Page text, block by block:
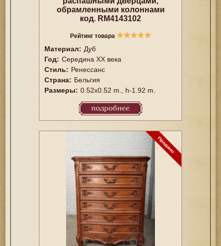
обрамленными колоннами
код. RM4143102
Рейтинг товара ★★★★★
Материал: Дуб
Год: Середина XX векa
Стиль: Ренессанс
Страна: Бельгия
Размеры: 0.52x0.52 m., h-1.92 m.
подробнее